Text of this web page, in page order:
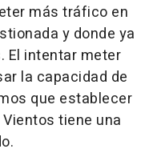
más tráfico en
y donde ya
El intentar meter
la capacidad de
que establecer
tiene una